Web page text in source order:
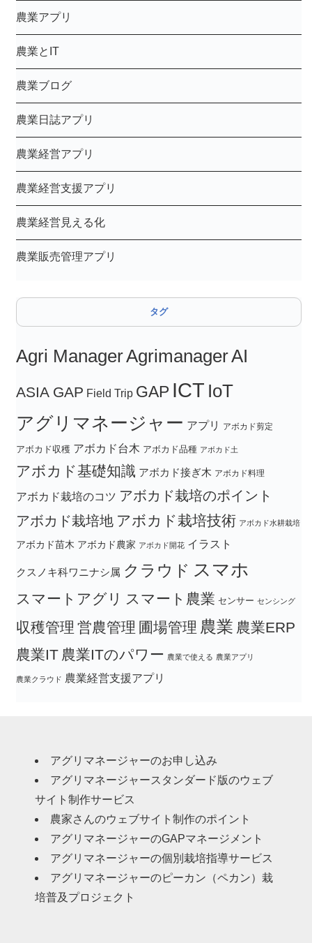
農業アプリ
農業とIT
農業ブログ
農業日誌アプリ
農業経営アプリ
農業経営支援アプリ
農業経営見える化
農業販売管理アプリ
タグ
Agri ManagerAgrimanagerAI
ASIA GAP Field Trip GAP ICT IoT
アグリマネージャー アプリ アボカド剪定
アボカド収穫 アボカド台木 アボカド品種 アボカド土
アボカド基礎知識 アボカド接ぎ木 アボカド料理
アボカド栽培のコツ アボカド栽培のポイント
アボカド栽培地 アボカド栽培技術 アボカド水耕栽培
アボカド苗木 アボカド農家 アボカド開花 イラスト
クスノキ科ワニナシ属 クラウド スマホ
スマートアグリ スマート農業 センサー センシング
収穫管理 営農管理 圃場管理 農業 農業ERP
農業IT 農業ITのパワー 農業で使える 農業アプリ
農業クラウド 農業経営支援アプリ
アグリマネージャーのお申し込み
アグリマネージャースタンダード版のウェブ
サイト制作サービス
農家さんのウェブサイト制作のポイント
アグリマネージャーのGAPマネージメント
アグリマネージャーの個別栽培指導サービス
アグリマネージャーのピーカン（ペカン）栽
培普及プロジェクト